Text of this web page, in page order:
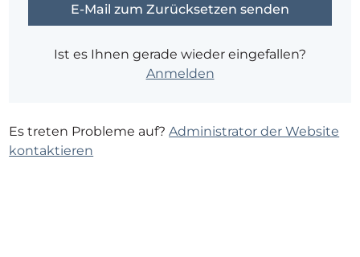
Ist es Ihnen gerade wieder eingefallen?
Anmelden
Es treten Probleme auf?Administrator der Website
kontaktieren